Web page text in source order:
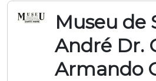
Museu de
André Dr.
Armando